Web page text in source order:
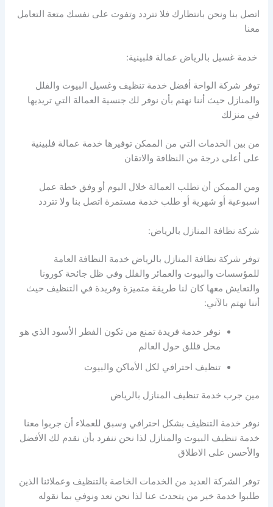
اتصل بنا ونحن بانتظارك فلا تتردد وتفوت على نفسك متعة التعامل
معنا
خدمة غسيل بالرياض عمالة فلبينية:
توفر شركة الواحة أفضل خدمة تنظيف وغسيل البيوت والفلل
والمنازل حيث أننا نهتم بأن نوفر لك جنسية العمالة التي تريديها
في منزلك
من بين الخدمات التي من الممكن توفيرها خدمة عمالة فلبينية
على أعلى درجة من النظافة والاتقان
ومن الممكن أن تطلب العمالة خلال اليوم أو وفق خطة عمل
اسبوعية أو شهرية أو طلب خدمة مستمرة اتصل بنا ولا تتردد
شركة نظافة المنازل بالرياض:
توفر شركة نظافة المنازل بالرياض خدمة النظافة العامة
للمؤسسات والبيوت والعمائر والفلل وفي ظل جائحة كورونا
والتعايش معها كان لنا طريقة متميزة وفريدة في التنظيف حيث
أننا نهتم بالآتي:
نوفر خدمة فريدة تمنع من تكون الفطر الأسود الذي هو
محل قللق حول العالم
تنظيف احترافي لكل الأماكن والبيوت
مين جرب خدمة تنظيف المنازل بالرياض
نوفر خدمة التنظيف بشكل احترافي وسبق للعملاء أن جربوا معنا
خدمة تنظيف البيوت والمنازل لذا نحن ننفرد بأن نقدم لك الأفضل
والأحسن على الاطلاق
توفر الشركة العديد من الخدمات الخاصة بالتنظيف وعملائنا الذين
طلبوا خدمة خير من يتحدث عنا لذا نحن نعد ونوفي بما نقوله